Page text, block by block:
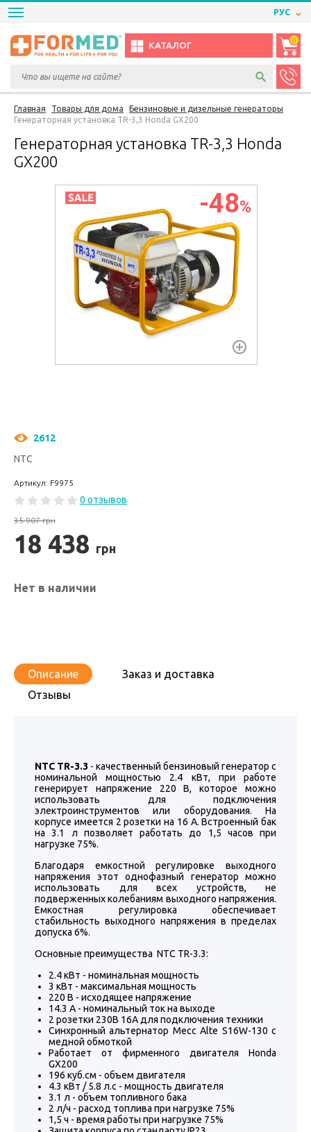
РУС
КАТАЛОГ
0
Главная Товары для дома
Бензиновые и дизельные генераторы
Генераторная установка TR-3,3 Honda GX200
Генераторная установка TR-3,3 Honda
GX200
-48%
2612
NTC
Артикул: F9975
0 отзывов
35 907 грн
18 438 грн
Нет в наличии
Описание
Заказ и доставка
Отзывы
NTC TR-3.3 - качественный бензиновый генератор с
номинальной мощностью 2.4 кВт, при работе
генерирует напряжение 220 В, которое можно
использовать для подключения
электроинструментов или оборудования. На
корпусе имеется 2 розетки на 16 А. Встроенный бак
на 3.1 л позволяет работать до 1,5 часов при
нагрузке 75%.
Благодаря емкостной регулировке выходного
напряжения этот однофазный генератор можно
использовать для всех устройств, не
подверженных колебаниям выходного напряжения.
Емкостная регулировка обеспечивает
стабильность выходного напряжения в пределах
допуска 6%.
Основные преимущества NTC TR-3.3:
2.4 кВт - номинальная мощность
3 кВт - максимальная мощность
220 В - исходящее напряжение
14.3 А - номинальный ток на выходе
2 розетки 230В 16А для подключения техники
Синхронный альтернатор Mecc Alte S16W-130 с
медной обмоткой
Работает от фирменного двигателя Honda
GX200
196 куб.см - объем двигателя
4.3 кВт / 5.8 л.с - мощность двигателя
3.1 л - объем топливного бака
2 л/ч - расход топлива при нагрузке 75%
1,5 ч - время работы при нагрузке 75%